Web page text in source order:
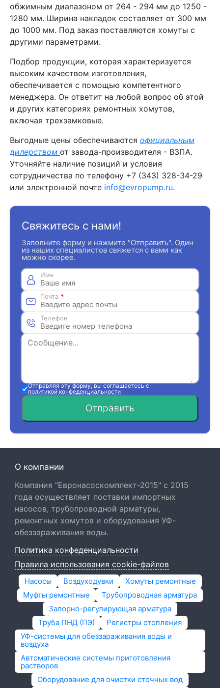
обжимным диапазоном от 264 - 294 мм до 1250 -
1280 мм. Ширина накладок составляет от 300 мм
до 1000 мм. Под заказ поставляются хомуты с
другими параметрами.
Подбор продукции, которая характеризуется
высоким качеством изготовления,
обеспечивается с помощью компетентного
менеджера. Он ответит на любой вопрос об этой
и других категориях ремонтных хомутов,
включая трехзамковые.
Выгодные цены обеспечиваются официальным
дилерством от завода-производителя - ВЗПА.
Уточняйте наличие позиций и условия
сотрудничества по телефону +7 (343) 328-34-29
или электронной почте info@evropump.ru.
Свяжитесь с нами!
Заполните форму и нажмите "Отправить". Один
из наших специалистов свяжется с вами как
можно скорее.
Имя
Почта *
Телефон
Отправляя эту форму, вы соглашаетесь с
политикой конфеденциальности
Отправить
О компании
Компания "Евронасоскомплект-2015" с 2015
года осуществляет поставки импортных
насосов, трубопроводной арматуры,
ремонтных хомутов и оборудования УФ-
обеззараживания воды.
Политика конфеденциальности
Правила использования cookie-файлов
Насосы Воздуходувки
Хомуты ремонтные
Муфты ремонтные
Трубопроводная арматура
Запорно-регулирующая арматура
Труба ПНД (ПЭ)
Регистры отопления
УФ-системы для обеззараживания воды и
воздуха
Автоматические системы приготовления
растворов
Оборудование для очистки сточных вод